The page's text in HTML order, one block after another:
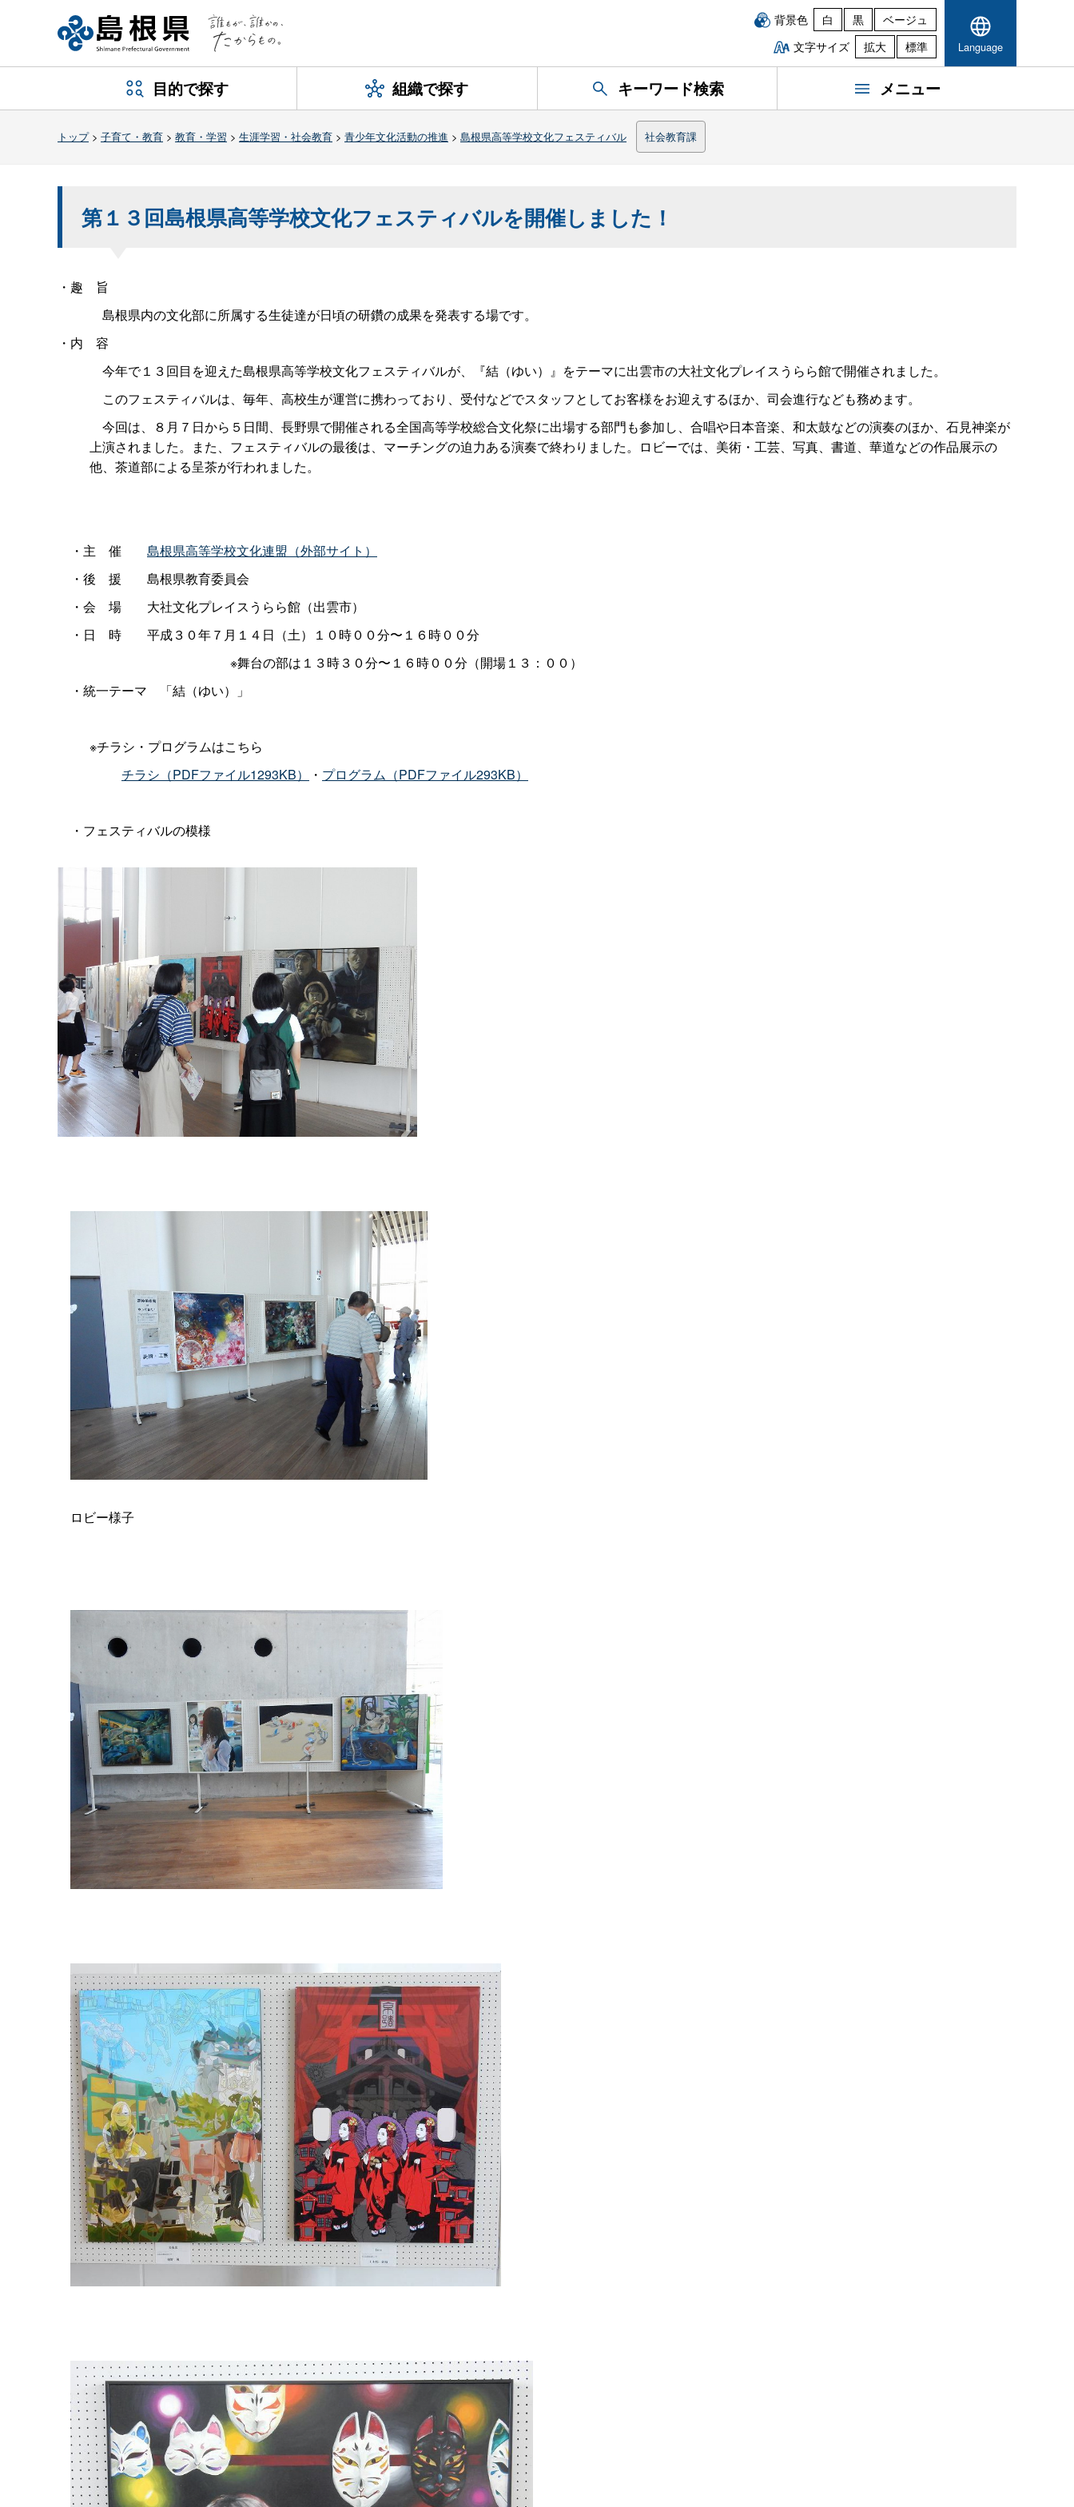
背景色 白 黒
ベージュ
文字サイズ
拡大 標準 Language
目的で探す 組織で探す キーワード検索 メニュー
トップ> 子育て・教育 > 教育・学習 > 生涯学習・社会教育 > 青少年文化活動の推進 > 島根県高等学校文化フェスティバル 社会教育課
第１３回島根県高等学校文化フェスティバルを開催しました！
・ 趣旨
島根県内の文化部に所属する生徒達が日頃の研鑽の成果を発表する場です。
・ 内容
今年で１３回目を迎えた島根県高等学校文化フェスティバルが、『結（ゆい）』をテーマに出雲市の大社文化プレイスうらら館で開催されました。
このフェスティバルは、毎年、高校生が運営に携わっており、受付などでスタッフとしてお客様をお迎えするほか、司会進行なども務めます。
今回は、８月７日から５日間、長野県で開催される全国高等学校総合文化祭に出場する部門も参加し、合唱や日本音楽、和太鼓などの演奏のほか、石見神楽が
上演されました。また、フェスティバルの最後は、マーチングの迫力ある演奏で終わりました。ロビーでは、美術・工芸、写真、書道、華道などの作品展示の
他、茶道部による呈茶が行われました。
・ 主 催 島根県高等学校文化連盟（外部サイト）
・ 後 援 島根県教育委員会
・ 会 場 大社文化プレイスうらら館（出雲市）
・ 日 時 平成３０年７月１４日（土）１０時００分〜１６時００分
※舞台の部は１３時３０分〜１６時００分（開場１３：００）
・統一テーマ 「結（ゆい）」
※チラシ・プログラムはこちら
チラシ（PDFファイル1293KB）
・ プログラム（PDFファイル293KB）
・フェスティバルの模様
ロビー様子